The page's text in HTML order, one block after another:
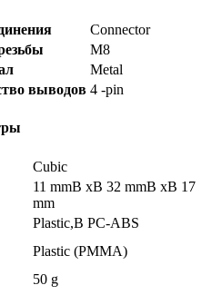
Connector
M8
Metal
выводов 4 -pin
Cubic
11 mmВ xВ 32 mmВ xВ 17
mm
Plastic,В PC-ABS
Plastic (PMMA)
50 g